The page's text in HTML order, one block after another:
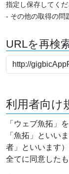
指定し保存してく
- その他の取得の問
URLを再検
利用者向け
「ウェブ魚拓」
「魚拓」といい
者」といいます
全てに同意した